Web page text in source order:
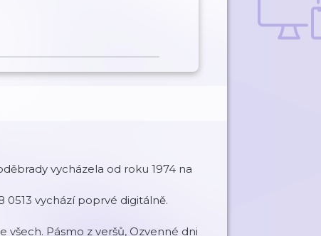
vycházela od roku 1974 na
vychází poprvé digitálně.
Pásmo z veršů, Ozvenné dni